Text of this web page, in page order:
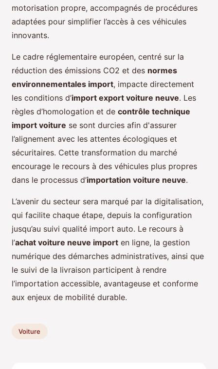
motorisation propre, accompagnés de procédures
adaptées pour simplifier l’accès à ces véhicules
innovants.
Le cadre réglementaire européen, centré sur la
réduction des émissions CO2 et des normes
environnementales import, impacte directement
les conditions d’import export voiture neuve. Les
règles d’homologation et de contrôle technique
import voiture se sont durcies afin d'assurer
l’alignement avec les attentes écologiques et
sécuritaires. Cette transformation du marché
encourage le recours à des véhicules plus propres
dans le processus d’importation voiture neuve.
L’avenir du secteur sera marqué par la digitalisation,
qui facilite chaque étape, depuis la configuration
jusqu’au suivi qualité import auto. Le recours à
l’achat voiture neuve import en ligne, la gestion
numérique des démarches administratives, ainsi que
le suivi de la livraison participent à rendre
l’importation accessible, avantageuse et conforme
aux enjeux de mobilité durable.
Voiture